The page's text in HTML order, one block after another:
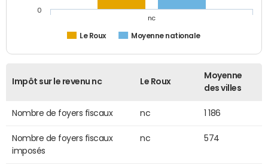
Le Roux Moyenne nationale
nc
0
Impôt sur le revenu nc Le Roux
Moyenne
des villes
Nombre de foyers fiscaux nc 1 186
Nombre de foyers fiscaux
imposés
nc 574